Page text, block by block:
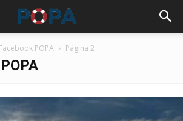
Facebook POPA Página 2